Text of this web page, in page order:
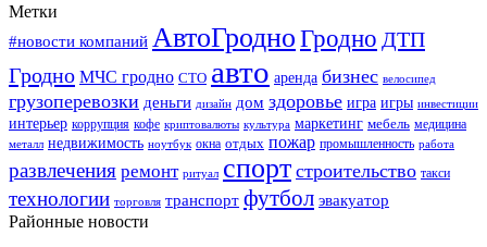
Метки
#новости компаний АвтоГродноГродно ДТП
Гродно МЧС гродно СТО авто аренда бизнес велосипед
грузоперевозки деньги дизайн дом здоровье игра игры инвестиции
интерьер коррупция кофе криптовалюты культура маркетинг мебель медицина
металл недвижимость ноутбук окна отдых пожар промышленность работа
развлечения ремонт ритуал спорт строительство такси
технологии торговля транспорт футбол эвакуатор
Районные новости